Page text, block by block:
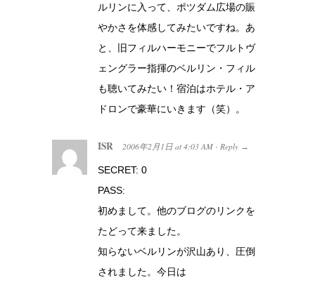
ルリンに入って、ポツダム広場の賑
やかさを体感してみたいですね。あ
と、旧フィルハーモニーでフルトヴ
ェングラー指揮のベルリン・フィル
も聴いてみたい！宿泊はホテル・ア
ドロンで豪華にいきます（笑）。
ISR 2006年2月1日 at 4:03 AM · Reply →
SECRET: 0
PASS:
初めまして。他のブログのリンクを
たどって来ました。
知らないベルリンが沢山あり、圧倒
されました。今日は